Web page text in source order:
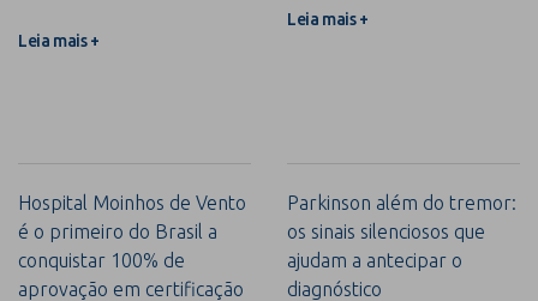
Leia mais +
Leia mais +
Hospital Moinhos de Vento
é o primeiro do Brasil a
conquistar 100% de
aprovação em certificação
Parkinson além do tremor:
os sinais silenciosos que
ajudam a antecipar o
diagnóstico